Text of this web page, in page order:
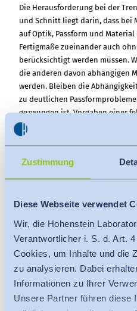
Zustimmung
Diese Webseite verwendet
Wir, die Hohenstein
Verantwortlicher i. S. d. Art.
Cookies, um Inhalte und die
zu analysieren. Dabei
Informationen zu Ihrer
Unsere Partner führen diese
Die Herausforderung bei der
und Schnitt liegt darin, dass bei
auf Optik, Passform und
Fertigmaße zueinander auch
berücksichtigt werden müssen.
die anderen davon abhängigen
werden. Bleiben die
zu deutlichen
gezwungen ist, Vorgaben einer
umzusetzen.
anzuwenden. Sowohl zu wenig
einer Tabelle können dazu
guten Schnitt erstellen kann.
Fertigmaßtabellen und Schnitt-
werden an unterschiedlichen
und Herrenbekleidung gezeigt,
Entwicklung und Gradierung